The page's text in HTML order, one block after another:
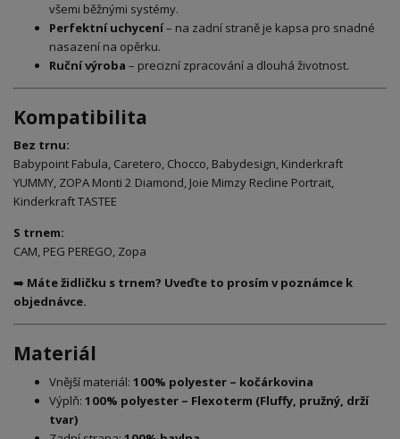
všemi běžnými systémy.
Perfektní uchycení– na zadní straně je kapsa pro snadné
nasazení na opěrku.
Ruční výroba – precizní zpracování a dlouhá životnost.
Kompatibilita
Bez trnu:
Babypoint Fabula, Caretero, Chocco, Babydesign, Kinderkraft
YUMMY, ZOPA Monti 2 Diamond, Joie Mimzy Recline Portrait,
Kinderkraft TASTEE
S trnem:
CAM, PEG PEREGO, Zopa
➡️ Máte židličku s trnem? Uveďte to prosím v poznámce k
objednávce.
Materiál
Vnější materiál: 100% polyester – kočárkovina
Výplň: 100% polyester – Flexoterm (Fluffy, pružný, drží
tvar)